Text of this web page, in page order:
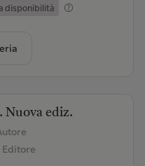
disponibilità
Nuova ediz.